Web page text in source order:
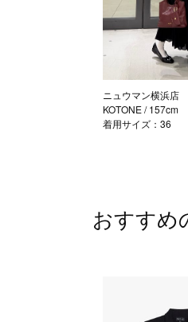
ニュウマン横浜店
KOTONE/ 157cm
着用サイズ：36
おすすめ